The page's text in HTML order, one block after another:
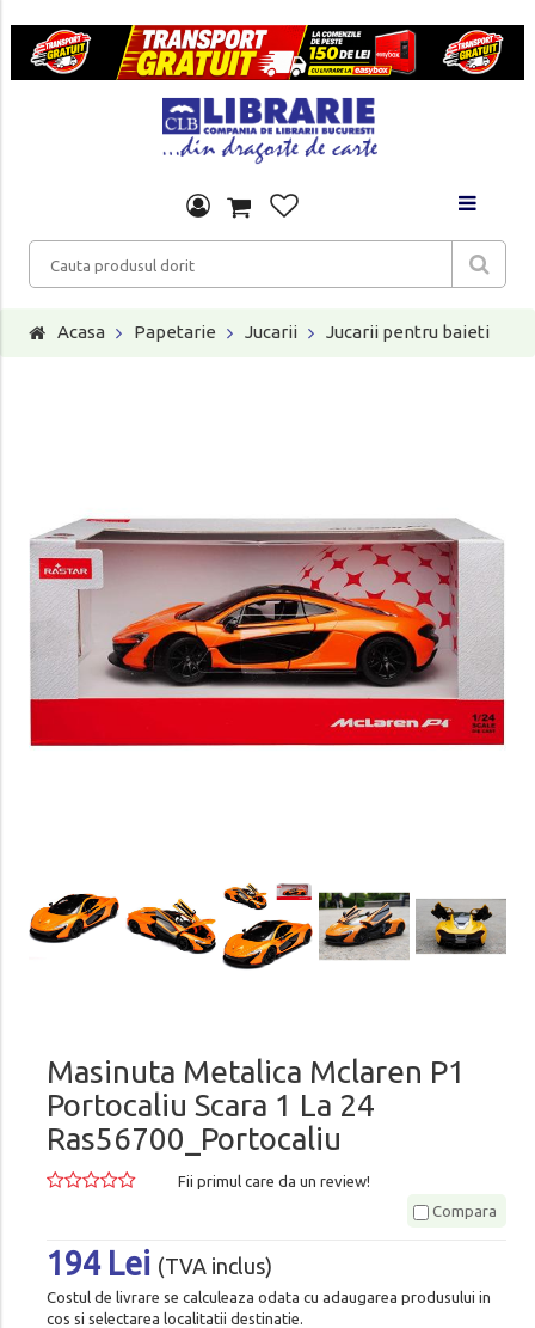
Acasa Papetarie Jucarii Jucarii pentru baieti
Masinuta Metalica Mclaren P1
Portocaliu Scara 1 La 24
Ras56700_Portocaliu
Fii primul care da un review!
Compara
194 Lei (TVA inclus)
Costul de livrare se calculeaza odata cu adaugarea produsului in
cos si selectarea localitatii destinatie.